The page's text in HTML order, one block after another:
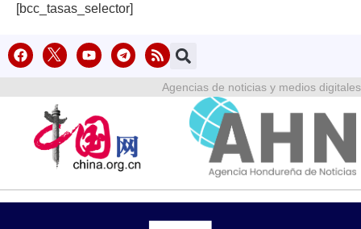
[bcc_tasas_selector]
Agencias de noticias y medios digitales